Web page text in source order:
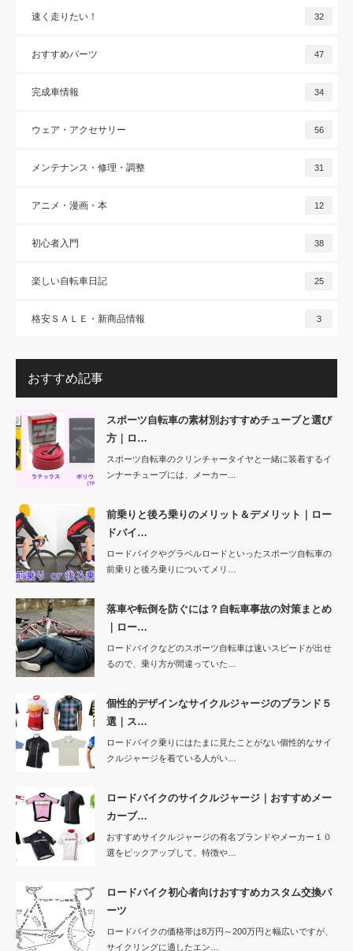
速く走りたい！ 32
おすすめパーツ 47
完成車情報 34
ウェア・アクセサリー 56
メンテナンス・修理・調整 31
アニメ・漫画・本 12
初心者入門 38
楽しい自転車日記 25
格安ＳＡＬＥ・新商品情報 3
おすすめ記事
スポーツ自転車の素材別おすすめチューブと選び
方｜ロ…
スポーツ自転車のクリンチャータイヤと一緒に装着するイ
ンナーチューブには、メーカー…
前乗りと後ろ乗りのメリット＆デメリット｜ロー
ドバイ…
ロードバイクやグラベルロードといったスポーツ自転車の
前乗りと後ろ乗りについてメリ…
落車や転倒を防ぐには？自転車事故の対策まとめ
｜ロー…
ロードバイクなどのスポーツ自転車は速いスピードが出せ
るので、乗り方が間違っていた…
個性的デザインなサイクルジャージのブランド５
選｜ス…
ロードバイク乗りにはたまに見たことがない個性的なサイ
クルジャージを着ている人がい…
ロードバイクのサイクルジャージ｜おすすめメー
カーブ…
おすすめサイクルジャージの有名ブランドやメーカー１０
選をピックアップして、特徴や…
ロードバイク初心者向けおすすめカスタム交換パ
ーツ
ロードバイクの価格帯は8万円～200万円と幅広いですが、
サイクリングに適したエン…